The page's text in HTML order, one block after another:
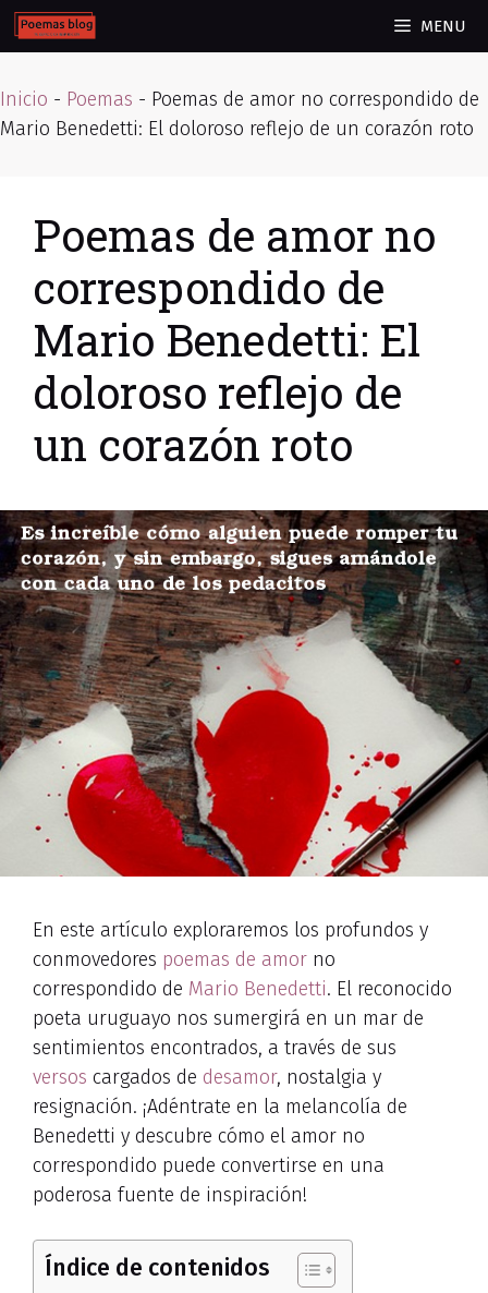
Skip
to
MENU
Inicio - Poemas - Poemas de amor no correspondido de
Mario Benedetti: El doloroso reflejo de un corazón roto
Poemas de amor no
correspondido de
Mario Benedetti: El
doloroso reflejo de
un corazón roto
En este artículo exploraremos los profundos y
conmovedores poemas de amor no
correspondido de Mario Benedetti. El reconocido
poeta uruguayo nos sumergirá en un mar de
sentimientos encontrados, a través de sus
versos cargados de desamor, nostalgia y
resignación. ¡Adéntrate en la melancolía de
Benedetti y descubre cómo el amor no
correspondido puede convertirse en una
poderosa fuente de inspiración!
Índice de contenidos